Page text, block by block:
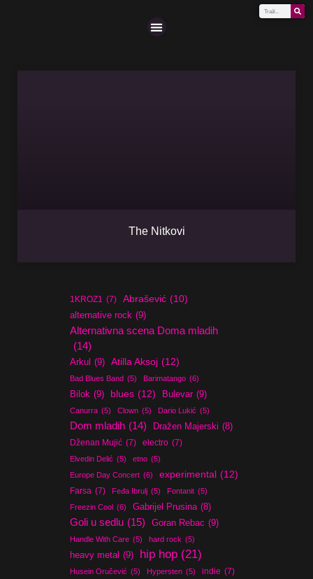
The Nitkovi
1KROZ1 (7) Abrašević (10)
alternative rock (9)
Alternativna scena Doma mladih
(14)
Arkul (9) Atilla Aksoj (12)
Bad Blues Band (5) Barimatango (6)
Bilok (9) blues (12) Bulevar (9)
Canurra (5) Clown (5) Dario Lukić (5)
Dom mladih (14) Dražen Majerski (8)
Dženan Mujić (7) electro (7)
Elvedin Delić (5) etno (5)
Europe Day Concert (6) experimental (12)
Farsa (7) Feđa Ibrulj (5) Fontanit (5)
Freezin Cool (6) Gabrijel Prusina (8)
Goli u sedlu (15) Goran Rebac (9)
Handle With Care (5) hard rock (5)
heavy metal (9) hip hop (21)
Husein Oručević (5) Hypersten (5) indie (7)